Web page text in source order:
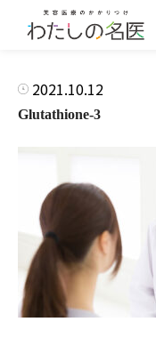
2021.10.12
Glutathione-3